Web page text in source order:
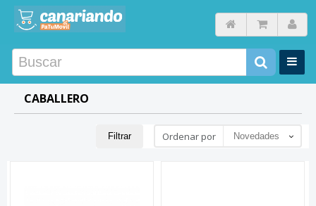
CABALLERO
Filtrar Ordenar por Novedades